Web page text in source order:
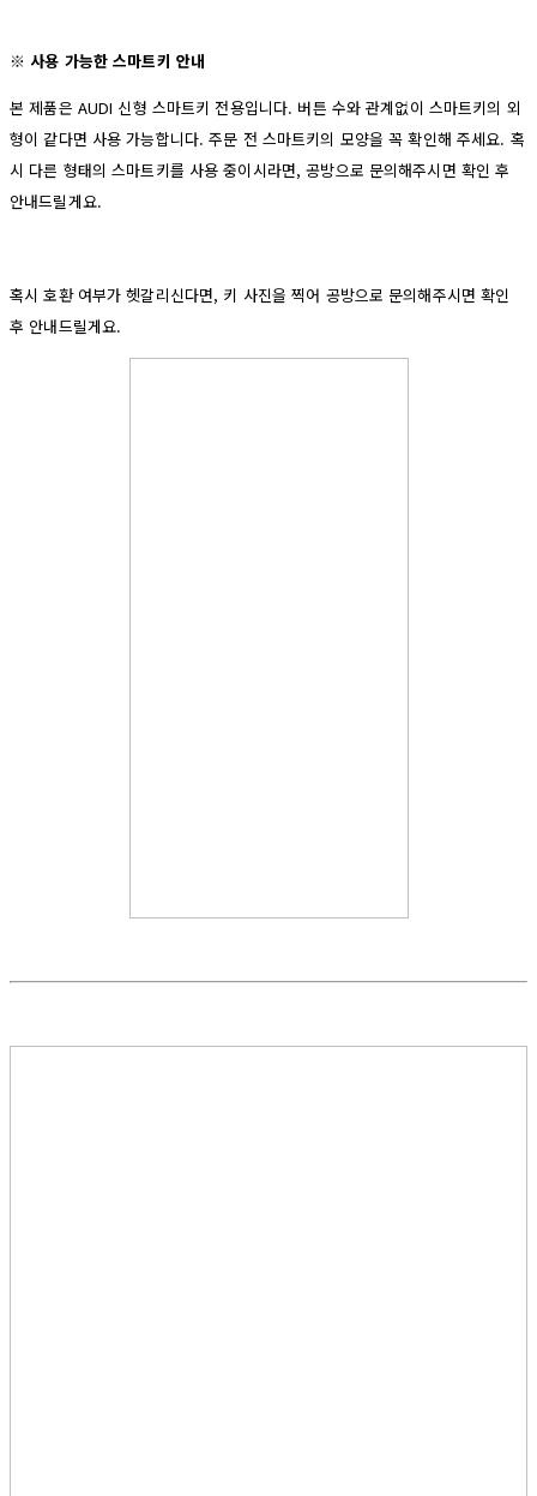
※ 사용 가능한 스마트키 안내
본 제품은 AUDI 신형 스마트키 전용입니다. 버튼 수와 관계없이 스마트키의 외
형이 같다면 사용 가능합니다. 주문 전 스마트키의 모양을 꼭 확인해 주세요. 혹
시 다른 형태의 스마트키를 사용 중이시라면, 공방으로 문의해주시면 확인 후
안내드릴게요.
혹시 호환 여부가 헷갈리신다면, 키 사진을 찍어 공방으로 문의해주시면 확인
후 안내드릴게요.